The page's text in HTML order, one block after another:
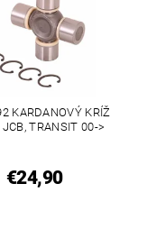
KARDANOVÝ KRÍŽ
JCB, TRANSIT 00->
€24,90